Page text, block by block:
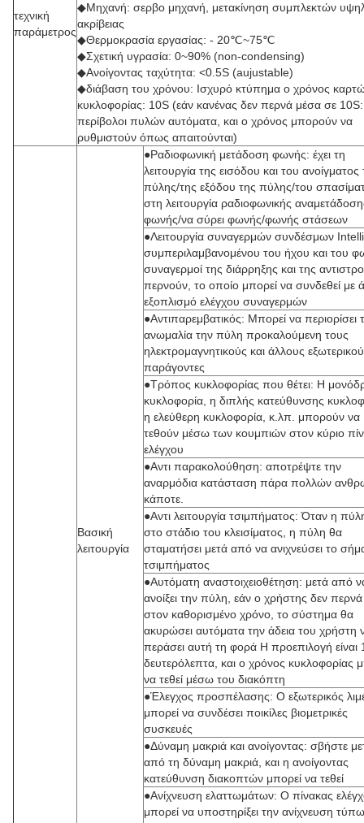
τεχνική
παράμετρος
◆Μηχανή: σερβο μηχανή, μετακίνηση συμπλεκτών
ακρίβειας
◆Θερμοκρασία εργασίας: - 20℃~75℃
◆Σχετική υγρασία: 0~90% (non-condensing)
◆Ανοίγοντας ταχύτητα: <0.5S (aujustable)
◆διάβαση του χρόνου: Ισχυρό κτύπημα ο χρόνος
κυκλοφορίας: 10S (εάν κανένας δεν περνά μέσα σε 10S:
περίβολοι πυλών αυτόματα, και ο χρόνος μπορούν να
ρυθμιστούν όπως απαιτούνται)
Βασική
λειτουργία
●Ραδιοφωνική μετάδοση φωνής: έχει τη
λειτουργία της εισόδου και του ανοίγματος
πύλης/της εξόδου της πύλης/του
στη λειτουργία ραδιοφωνικής
φωνής/να σύρει φωνής/φωνής στάσεων
●Λειτουργία συναγερμών συνδέσμων
συμπεριλαμβανομένου του ήχου και του
συναγερμοί της διάρρηξης και της
περνούν, το οποίο μπορεί να συνδεθεί με
εξοπλισμό ελέγχου συναγερμών
●Αντιπαρεμβατικός: Μπορεί να περιορίσει
ανωμαλία την πύλη προκαλούμενη τους
ηλεκτρομαγνητικούς και άλλους
παράγοντες
●Τρόπος κυκλοφορίας που θέτει: Η
κυκλοφορία, η διπλής κατεύθυνσης
η ελεύθερη κυκλοφορία, κ.λπ. μπορούν να
τεθούν μέσω των κουμπιών στον κύριο
ελέγχου
●Αντι παρακολούθηση: αποτρέψτε την
αναρμόδια κατάσταση πάρα πολλών
κάποτε.
●Αντι λειτουργία τσιμπήματος: Όταν η πύλη
στο στάδιο του κλεισίματος, η πύλη θα
σταματήσει μετά από να ανιχνεύσει το
τσιμπήματος
●Αυτόματη αναστοιχειοθέτηση: μετά από
ανοίξει την πύλη, εάν ο χρήστης δεν
στον καθορισμένο χρόνο, το σύστημα θα
ακυρώσει αυτόματα την άδεια του χρήστη
περάσει αυτή τη φορά Η προεπιλογή είναι
δευτερόλεπτα, και ο χρόνος κυκλοφορίας
να τεθεί μέσω του διακόπτη
●Έλεγχος προσπέλασης: Ο εξωτερικός
μπορεί να συνδέσει ποικίλες βιομετρικές
συσκευές
●Δύναμη μακριά και ανοίγοντας: σβήστε
από τη δύναμη μακριά, και η ανοίγοντας
κατεύθυνση διακοπτών μπορεί να τεθεί
●Ανίχνευση ελαττωμάτων: Ο πίνακας
μπορεί να υποστηρίξει την ανίχνευση